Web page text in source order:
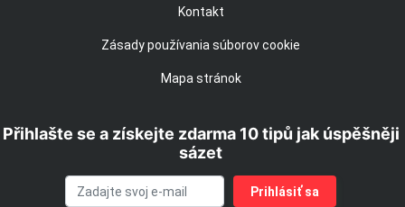
Kontakt
Zásady používania súborov cookie
Mapa stránok
Přihlašte se a získejte zdarma 10 tipů jak úspěšněji
sázet